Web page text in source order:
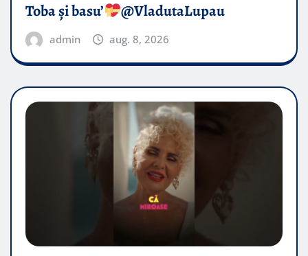
Toba și basu’ @VladutaLupau
admin aug. 8, 2026